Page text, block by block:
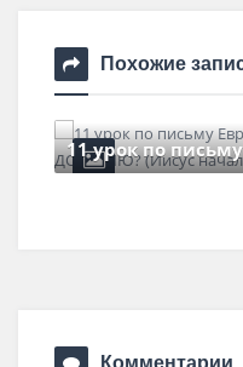
Похожие
11 урок по
Комментарии